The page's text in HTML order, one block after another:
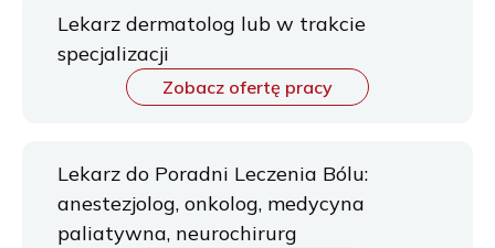
Lekarz dermatolog lub w trakcie
specjalizacji
Zobacz ofertę pracy
Lekarz do Poradni Leczenia Bólu:
anestezjolog, onkolog, medycyna
paliatywna, neurochirurg